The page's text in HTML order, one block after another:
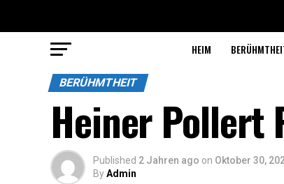
HEIM
BERÜHMTHEIT
Heiner Pollert
Published 2 Jahren ago on Oktober 30,
ByAdmin